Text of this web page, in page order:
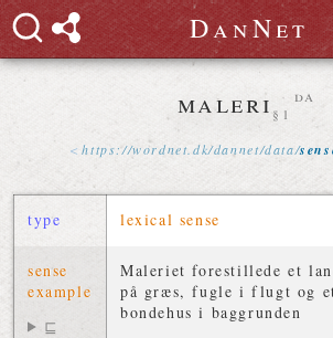
DanNet
maleri §1
da
https://wordnet .dk/dannet/data/
type lexical sense
sense
example
⊑
Maleriet forestillede et
på græs, fugle i flugt og
bondehus i baggrunden